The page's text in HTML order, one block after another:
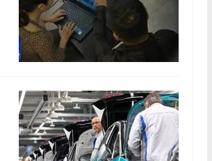
Góc ảnh
Công nghệ
Hitech Công nghệ tương lai
Sản phẩm
Thị trường